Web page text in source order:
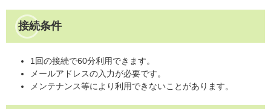
接続条件
1回の接続で60分利用できます。
メールアドレスの入力が必要です。
メンテナンス等により利用できないことがあります。